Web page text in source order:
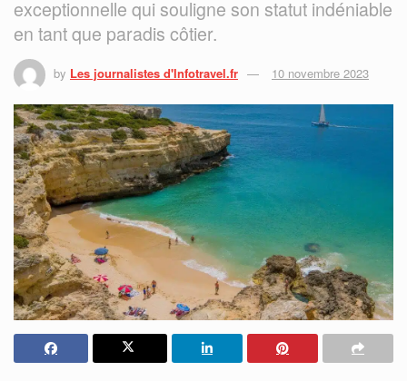
exceptionnelle qui souligne son statut indéniable
en tant que paradis côtier.
by Les journalistes d'Infotravel.fr 10 novembre 2023